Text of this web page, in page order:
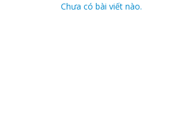
Chưa có bài viết nào.